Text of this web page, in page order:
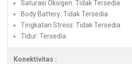
Saturasi Oksigen: Tidak Tersedia
Body Battery: Tidak Tersedia
Tingkatan Stress: Tidak Tersedia
Tidur: Tersedia
Konektivitas :